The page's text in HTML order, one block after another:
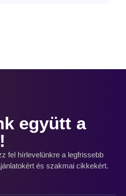
együtt a
fel hírlevelünkre a legfrissebb
és szakmai cikkekért.